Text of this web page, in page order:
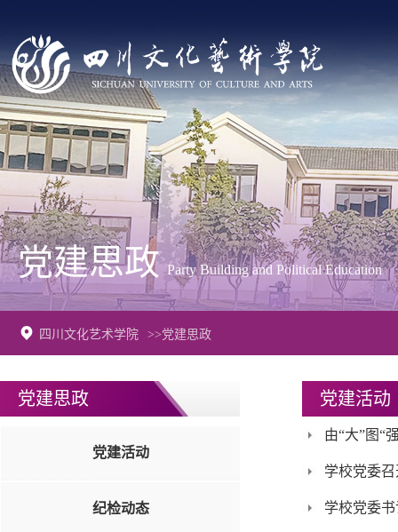
四川文化艺术学院 >>党建思政
党建思政 Party Building and Political Education
党建思政
党建活动
纪检动态
党建活动
由“大”图“
学校党委
学校党委